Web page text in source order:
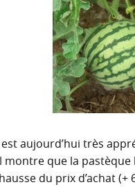
aujourd’hui très
montre que la
du prix d’achat